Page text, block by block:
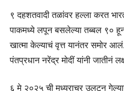
९ दहशतवादी तळांवर हल्ला करत
पाकमध्ये लपून बसलेल्या तब्बल ९०
खात्मा केल्याचं वृत्त यानंतर समोर
पंतप्रधान नरेंद्र मोदीं यांनी जातीनं
६ मे २०२५ ची मध्यराच्र उलटून